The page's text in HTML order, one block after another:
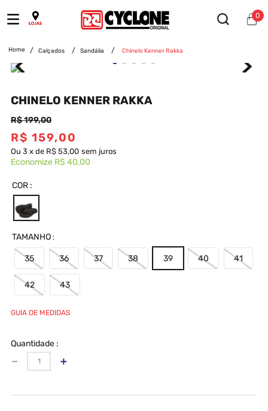
0
Calçados Sandália Chinelo Kenner Rakka
CHINELO KENNER RAKKA
R$199,00
R$ 159,00
Ou 3 x de R$ 53,00 sem juros
Economize R$ 40,00
COR
TAMANHO
35 36 37 38 39 40 41
42 43
GUIA DE MEDIDAS
Quantidade
＋
－